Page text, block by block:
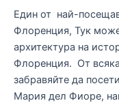
Един от най-
Флоренция, Тук
архитектура на
Флоренция. От
забравяйте да
Мария дел Фиоре,